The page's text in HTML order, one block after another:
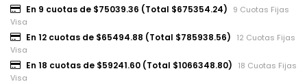
En 9 cuotas de $75039.36 (Total $675354.24)
9 Cuotas Fijas
Visa
En 12 cuotas de $65494.88 (Total $785938.56)
12 Cuotas Fijas
Visa
En 18 cuotas de $59241.60 (Total $1066348.80)
18 Cuotas Fijas
Visa